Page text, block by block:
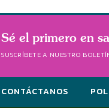
Sé el primero en
SUSCRÍBETE A NUESTRO
CONTÁCTANOS